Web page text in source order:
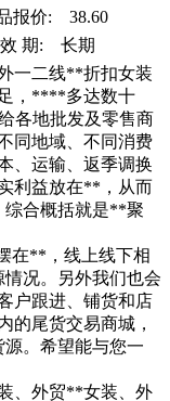
报价: 38.60
期: 长期
一二线**折扣女装
，****多达数十
各地批发及零售商
同地域、不同消费
、运输、返季调换
利益放在**，从而
综合概括就是**聚
在**，线上线下相
况。另外我们也会
户跟进、铺货和店
的尾货交易商城，
。希望能与您一
、外贸**女装、外